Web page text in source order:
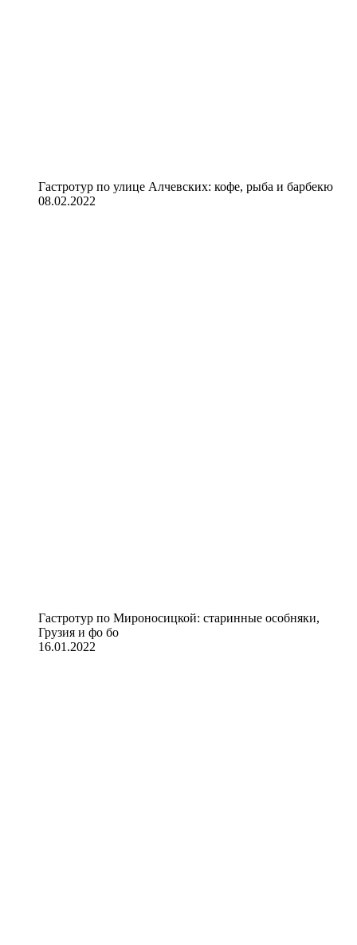
Гастротур по улице Алчевских: кофе, рыба и барбекю
08.02.2022
Гастротур по Мироносицкой: старинные особняки,
Грузия и фо бо
16.01.2022